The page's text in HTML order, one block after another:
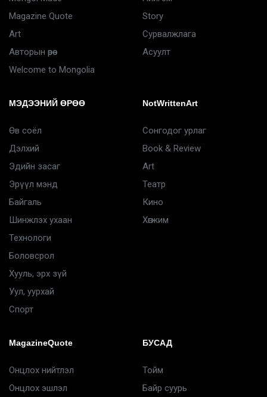
Magazine Quote
Art
Авторын өрөө
Welcome to Mongolia
Story
Сурвалжлага
Асуулт
МЭДЭЭНИЙ ӨРӨӨ
Өв соёл
Дэлхий
Эдийн засаг
Эрүүл мэнд
Байгаль
Шинжлэх ухаан
Технологи
Боловсрол
Хууль, эрх зүй
Уул, уурхай
Спорт
NotWrittenArt
Сонгодог урлаг
Book & Review
Art
Театр
Кино
Хөгжим
MagazineQuote
Онцлох нийтлэл
Онцлох эшлэл
БУСАД
Тойм
Байр суурь